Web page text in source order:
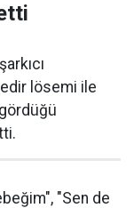
lösemi ile
"Sen de